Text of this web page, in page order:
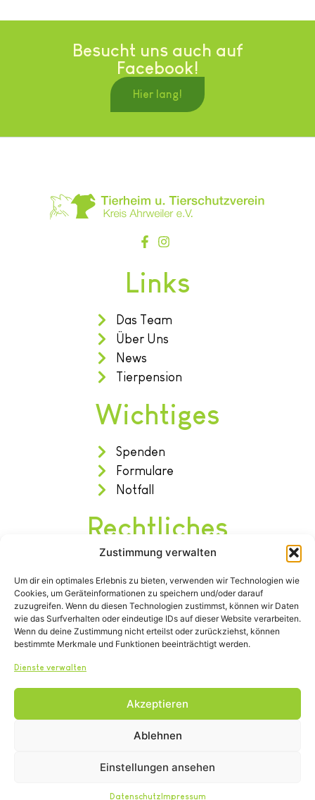
Zustimmung verwalten
Um dir ein optimales Erlebnis zu bieten, verwenden wir Technologien wie
Cookies, um Geräteinformationen zu speichern und/oder darauf
zuzugreifen. Wenn du diesen Technologien zustimmst, können wir Daten
wie das Surfverhalten oder eindeutige IDs auf dieser Website verarbeiten.
Wenn du deine Zustimmung nicht erteilst oder zurückziehst, können
bestimmte Merkmale und Funktionen beeinträchtigt werden.
Dienste verwalten
Akzeptieren
Ablehnen
Einstellungen ansehen
Datenschutz Impressum
Besucht uns auch auf
Facebook!
Hier lang!
Links
Das Team
Über Uns
News
Tierpension
Wichtiges
Spenden
Formulare
Notfall
Rechtliches
Datenschutz
Satzung
Copyright © 2024. Alle Rechte vorbehalten.
Tel.: (02642) 21600info@tierheim-remagen.de
Blankertshohl 25, 53424 Remagen